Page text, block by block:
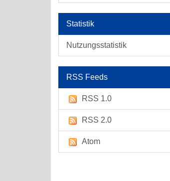
Statistik
Nutzungsstatistik
RSS Feeds
RSS 1.0
RSS 2.0
Atom